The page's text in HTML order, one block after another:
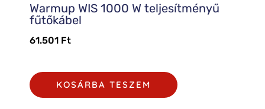
Warmup WIS 1000 W teljesítményű
fűtőkábel
61.501 Ft
KOSÁRBA TESZEM